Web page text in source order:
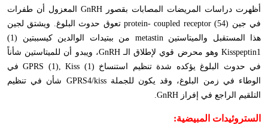
أظهرت دراسات المريضات المصابات بقصور GnRH المعزول أن طفرات
في جين protein- coupled receptor (54) تعوق حدوث البلوغ. ويشتق لجين
هذا المستقبل والميتاستينmetastin من ببتيدات الوالدين كيسببتين (1)
Kisspeptin1وهو محرض قوي لإطلاق الـGnRH، ويبدو أن للميتاستين شأناً
في حدوث البلوغ يؤكده شدة تنظيم استنساخ GPRS (1), Kiss (1)في
الوطاء في زمن البلوغ، وقد يكون للجملةGPRS4/kiss شأن في تنظيم
التلقيم الراجع في إفراز GnRH
.
الستروئيدات المبيضية: